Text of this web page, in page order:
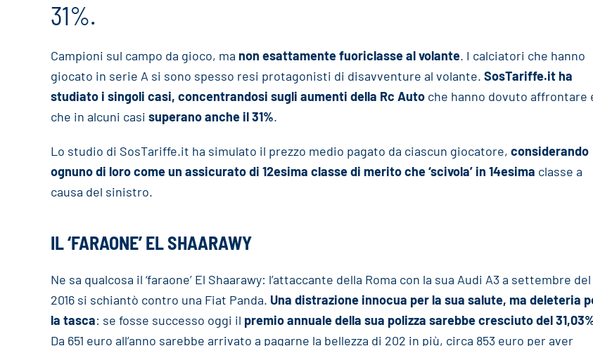
31%.
Campioni sul campo da gioco, ma non esattamente fuoriclasse al volante. I calciatori che hanno
giocato in serie A si sono spesso resi protagonisti di disavventure al volante. SosTariffe.it ha
studiato i singoli casi, concentrandosi sugli aumenti della Rc Auto che hanno dovuto affrontare
che in alcuni casi superano anche il 31%.
Lo studio di SosTariffe.it ha simulato il prezzo medio pagato da ciascun giocatore, considerando
ognuno di loro come un assicurato di 12esima classe di merito che ‘scivola’ in 14esima classe a
causa del sinistro.
IL ‘FARAONE’ EL SHAARAWY
Ne sa qualcosa il ‘faraone’ El Shaarawy: l’attaccante della Roma con la sua Audi A3 a settembre del
2016 si schiantò contro una Fiat Panda. Una distrazione innocua per la sua salute, ma deleteria
la tasca: se fosse successo oggi il premio annuale della sua polizza sarebbe cresciuto del
Da 651 euro all’anno sarebbe arrivato a pagarne la bellezza di 202 in più, circa 853 euro per aver